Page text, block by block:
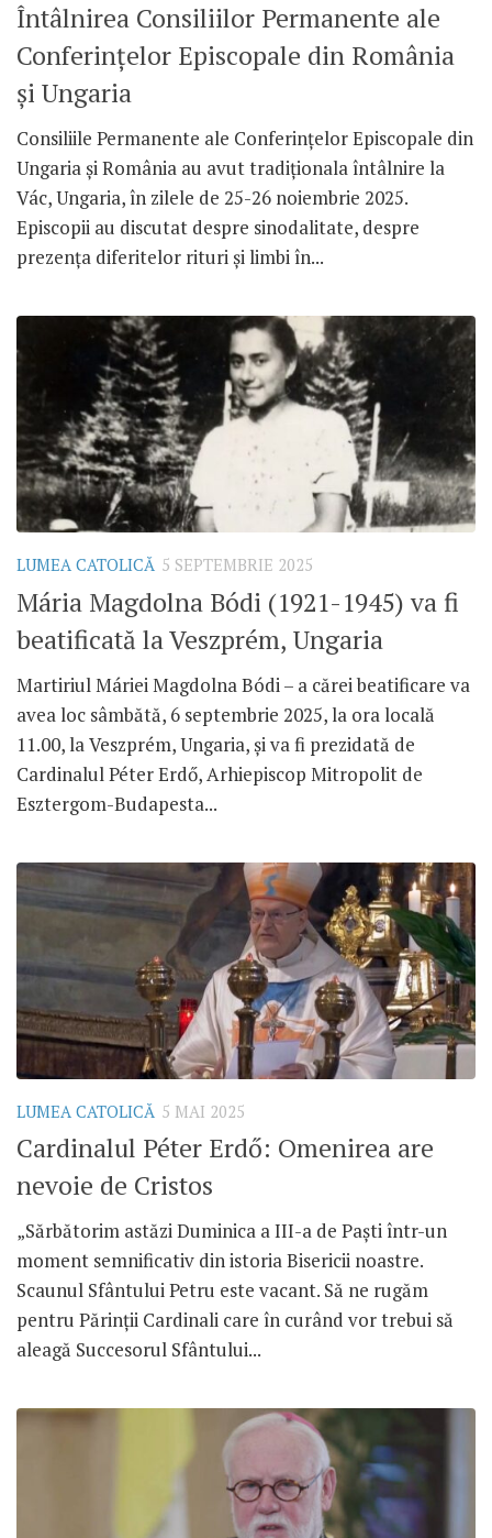
Întâlnirea Consiliilor Permanente ale
Conferințelor Episcopale din România
și Ungaria
Consiliile Permanente ale Conferințelor Episcopale din
Ungaria și România au avut tradiționala întâlnire la
Vác, Ungaria, în zilele de 25-26 noiembrie 2025.
Episcopii au discutat despre sinodalitate, despre
prezența diferitelor rituri și limbi în...
LUMEA CATOLICĂ 5 SEPTEMBRIE 2025
Mária Magdolna Bódi (1921-1945) va fi
beatificată la Veszprém, Ungaria
Martiriul Máriei Magdolna Bódi – a cărei beatificare va
avea loc sâmbătă, 6 septembrie 2025, la ora locală
11.00, la Veszprém, Ungaria, și va fi prezidată de
Cardinalul Péter Erdő, Arhiepiscop Mitropolit de
Esztergom-Budapesta...
LUMEA CATOLICĂ 5 MAI 2025
Cardinalul Péter Erdő: Omenirea are
nevoie de Cristos
„Sărbătorim astăzi Duminica a III-a de Paști într-un
moment semnificativ din istoria Bisericii noastre.
Scaunul Sfântului Petru este vacant. Să ne rugăm
pentru Părinții Cardinali care în curând vor trebui să
aleagă Succesorul Sfântului...